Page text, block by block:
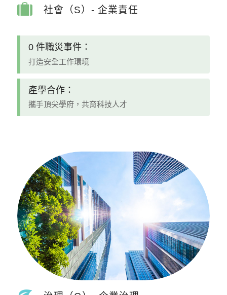
社會（S）- 企業責任
0 件職災事件：
打造安全工作環境
產學合作：
攜手頂尖學府，共育科技人才